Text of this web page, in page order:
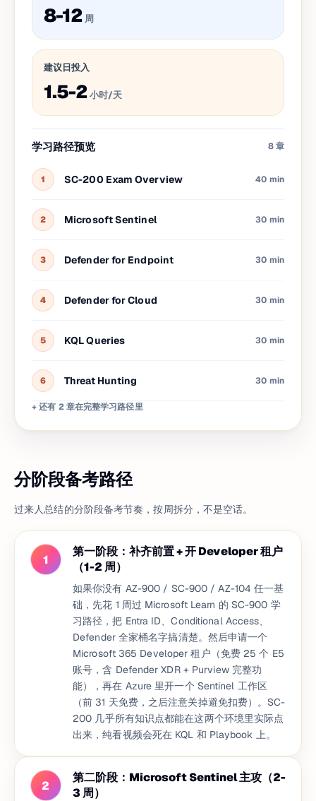
8-12 周
建议日投入
1.5-2小时/天
学习路径预览 8 章
1 SC-200 Exam Overview 40 min
2 Microsoft Sentinel 30 min
3 Defender for Endpoint 30 min
4 Defender for Cloud 30 min
5 KQL Queries 30 min
6 Threat Hunting 30 min
+ 还有 2 章在完整学习路径里
分阶段备考路径
过来人总结的分阶段备考节奏，按周拆分，不是空话。
1
第一阶段：补齐前置 + 开 Developer 租户
（1-2 周）
如果你没有 AZ-900 / SC-900 / AZ-104 任一基
础，先花 1 周过 Microsoft Learn 的 SC-900 学
习路径，把 Entra ID、Conditional Access、
Defender 全家桶名字搞清楚。然后申请一个
Microsoft 365 Developer 租户（免费 25 个 E5
账号，含 Defender XDR + Purview 完整功
能），再在 Azure 里开一个 Sentinel 工作区
（前 31 天免费，之后注意关掉避免扣费）。SC-
200 几乎所有知识点都能在这两个环境里实际点
出来，纯看视频会死在 KQL 和 Playbook 上。
2
第二阶段：Microsoft Sentinel 主攻（2-
3 周）